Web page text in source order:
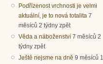
Podřízenost vrchnosti je velmi
aktuální, je to nová totalita 7
měsíců 2 týdny zpět
Věda a náboženství 7 měsíců 2
týdny zpět
Ještě nejsme na dně 9 měsíců 1